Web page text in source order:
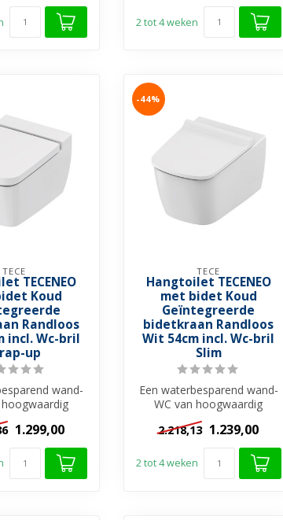
2 tot 4 weken
TECE
TECENEO
Koud
Randloos
incl. Wc-bril
up
wand-
hoogwaardig
met
d...
1.299,00
-44%
TECE
Hangtoilet TECENEO
met bidet Koud
Geïntegreerde
bidetkraan Randloos
Wit 54cm incl. Wc-bril
Slim
Een waterbesparend wand-
WC van hoogwaardig
sanitair keramiek met
geïntegreerde d...
2.218,13 1.239,00
2 tot 4 weken